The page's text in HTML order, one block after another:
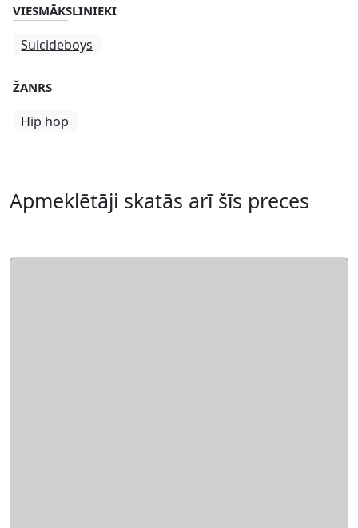
VIESMĀKSLINIEKI
Suicideboys
ŽANRS
Hip hop
Apmeklētāji skatās arī šīs preces